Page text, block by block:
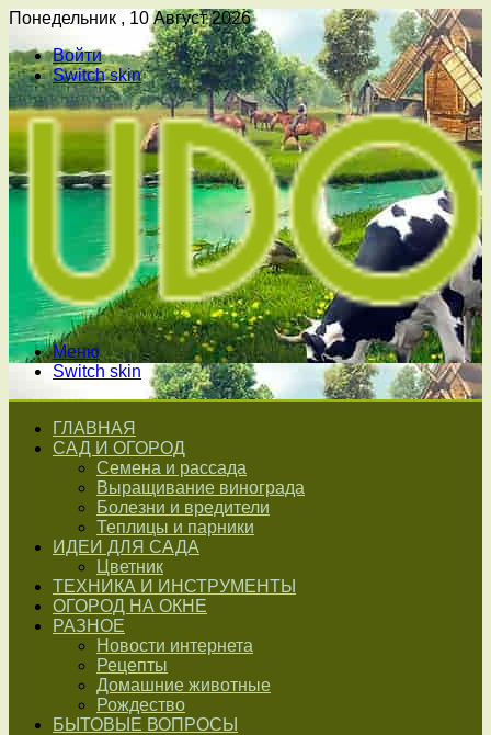
Понедельник , 10 Август 2026
Войти
Switch skin
Меню
Switch skin
ГЛАВНАЯ
САД И ОГОРОД
Семена и рассада
Выращивание винограда
Болезни и вредители
Теплицы и парники
ИДЕИ ДЛЯ САДА
Цветник
ТЕХНИКА И ИНСТРУМЕНТЫ
ОГОРОД НА ОКНЕ
РАЗНОЕ
Новости интернета
Рецепты
Домашние животные
Рождество
БЫТОВЫЕ ВОПРОСЫ